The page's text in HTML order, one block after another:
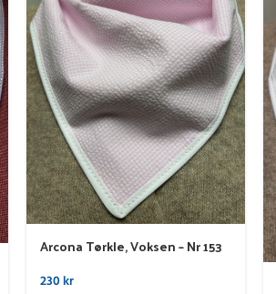
Arcona Tørkle, Voksen – Nr 153
230kr